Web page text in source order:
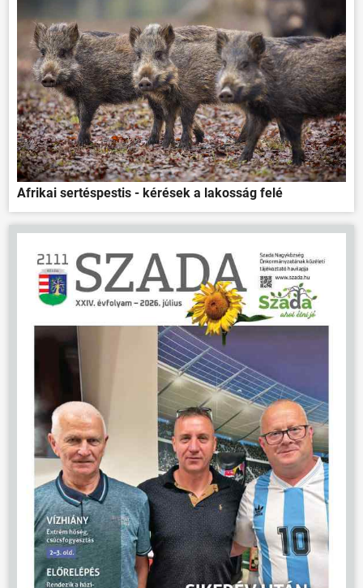
ÖNKORMÁNYZAT
ÜGYINTÉZÉS
KÖZÖSSÉG
HÍREK
VÁLASZTÁSOK
Afrikai sertéspestis - kérések a lakosság felé